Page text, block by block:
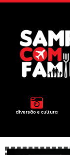
diversão e cultura